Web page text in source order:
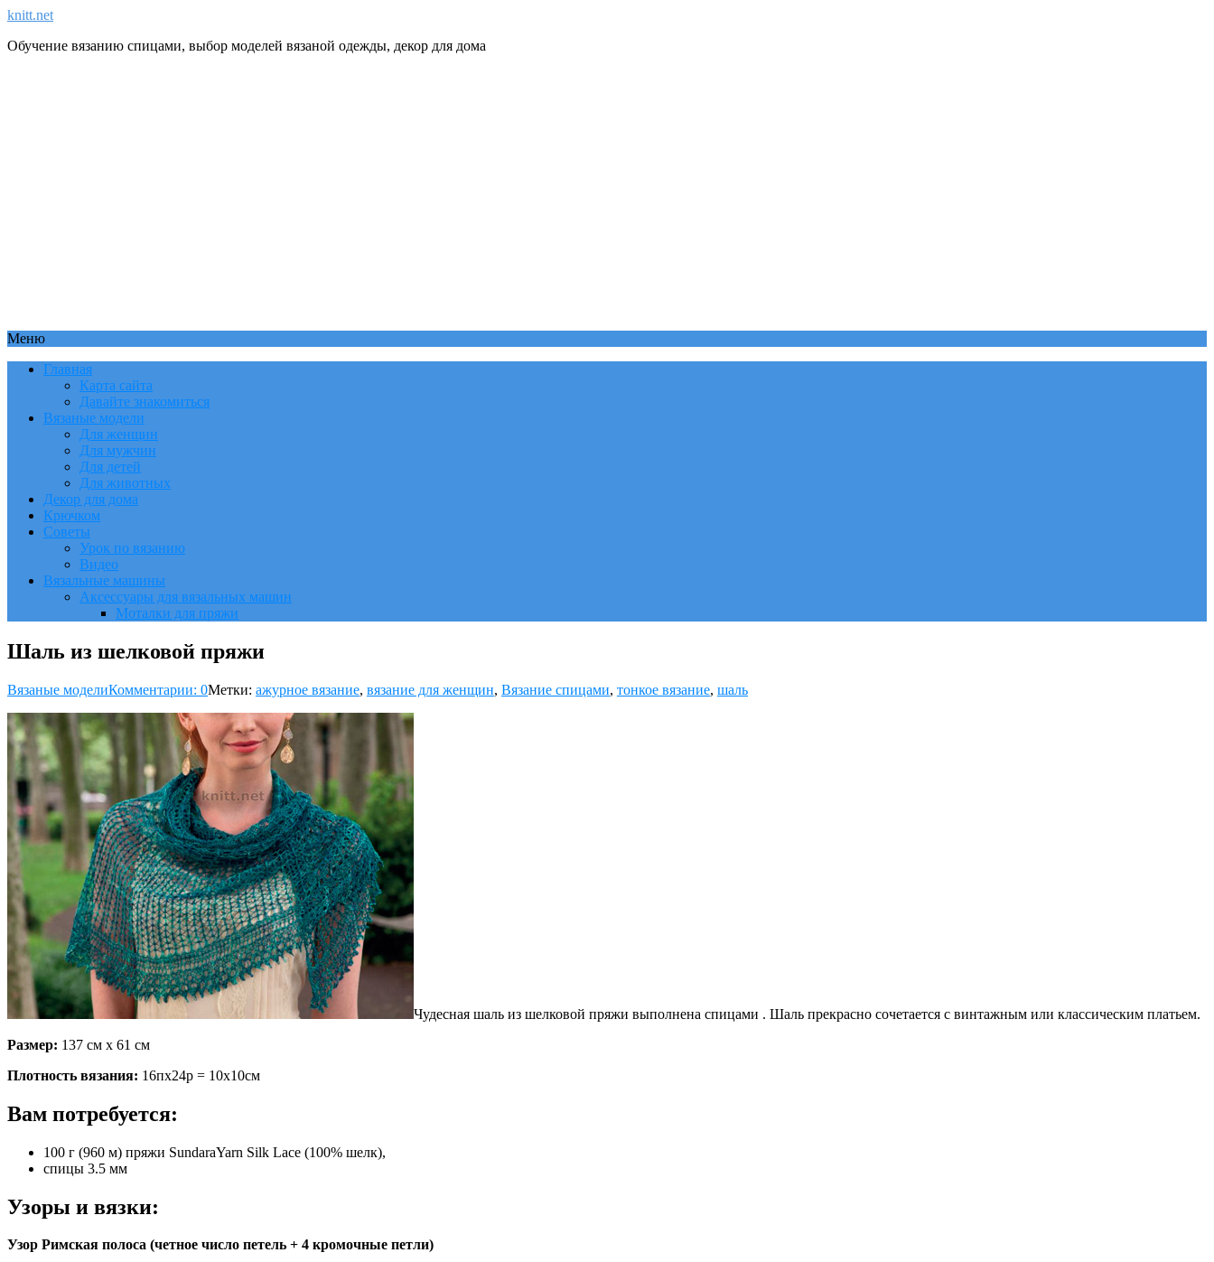
knitt.net
Обучение вязанию спицами, выбор моделей вязаной одежды, декор для дома
Меню
Главная
Карта сайта
Давайте знакомиться
Вязаные модели
Для женщин
Для мужчин
Для детей
Для животных
Декор для дома
Крючком
Советы
Урок по вязанию
Видео
Вязальные машины
Аксессуары для вязальных машин
Моталки для пряжи
Шаль из шелковой пряжи
Вязаные моделиКомментарии: 0Метки: ажурное вязание, вязание для женщин, Вязание спицами, тонкое вязание, шаль
Чудесная шаль из шелковой пряжи выполнена спицами . Шаль прекрасно сочетается с винтажным или классическим платьем.
Размер: 137 см х 61 см
Плотность вязания: 16пх24р = 10х10см
Вам потребуется:
100 г (960 м) пряжи SundaraYarn Silk Lace (100% шелк),
спицы 3.5 мм
Узоры и вязки:
Узор Римская полоса (четное число петель + 4 кромочные петли)